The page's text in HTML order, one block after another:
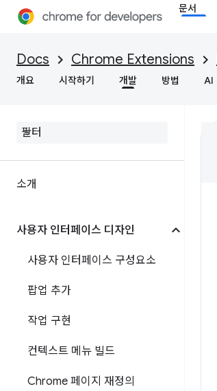
문서
Docs Chrome Extensions
개요 시작하기 개발 방법 AI
소개
사용자 인터페이스 디자인
사용자 인터페이스 구성요소
팝업 추가
작업 구현
컨텍스트 메뉴 빌드
Chrome 페이지 재정의